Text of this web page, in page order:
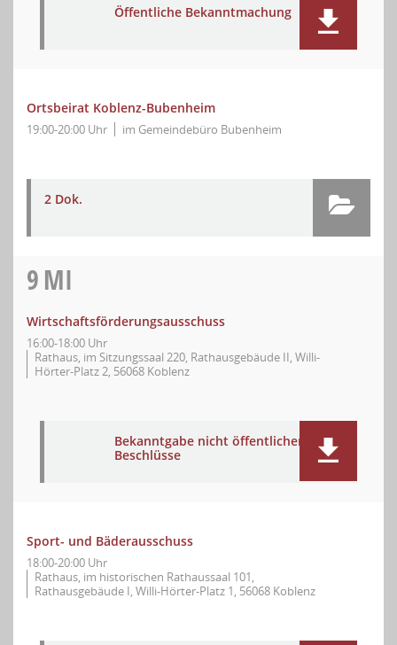
Öffentliche Bekanntmachung
Ortsbeirat Koblenz-Bubenheim
19:00-20:00 Uhr im Gemeindebüro Bubenheim
2 Dok.
9MI
Wirtschaftsförderungsausschuss
16:00-18:00 Uhr
Rathaus, im Sitzungssaal 220, Rathausgebäude II, Willi-
Hörter-Platz 2, 56068 Koblenz
Bekanntgabe nicht öffentlicher
Beschlüsse
Sport- und Bäderausschuss
18:00-20:00 Uhr
Rathaus, im historischen Rathaussaal 101,
Rathausgebäude I, Willi-Hörter-Platz 1, 56068 Koblenz